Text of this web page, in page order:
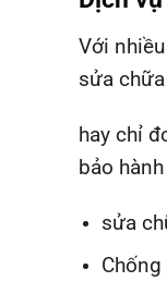
Với
sửa
hay chỉ
bảo
sửa